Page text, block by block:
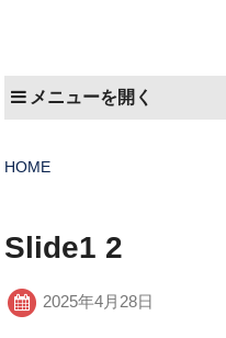
メニューを開く
HOME
Slide1 2
2025年4月28日